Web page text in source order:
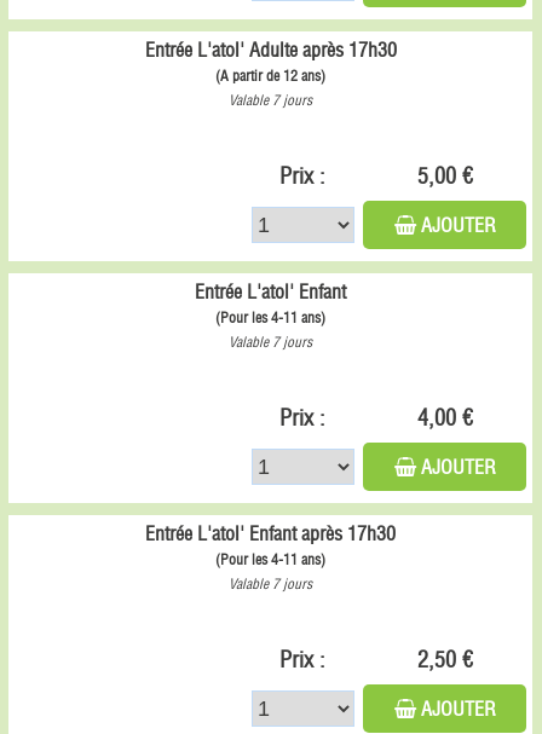
Entrée L'atol' Adulte après 17h30
(A partir de 12 ans)
Valable 7 jours
Prix : 5,00 €
AJOUTER
Entrée L'atol' Enfant
(Pour les 4-11 ans)
Valable 7 jours
Prix : 4,00 €
AJOUTER
Entrée L'atol' Enfant après 17h30
(Pour les 4-11 ans)
Valable 7 jours
Prix : 2,50 €
AJOUTER